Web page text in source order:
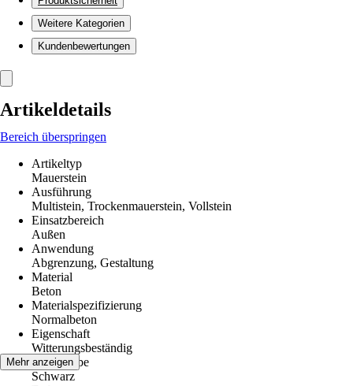
Weitere Kategorien
Kundenbewertungen
Artikeldetails
Bereich überspringen
Artikeltyp
Mauerstein
Ausführung
Multistein, Trockenmauerstein, Vollstein
Einsatzbereich
Außen
Anwendung
Abgrenzung, Gestaltung
Material
Beton
Materialspezifizierung
Normalbeton
Eigenschaft
Witterungsbeständig
Grundfarbe
Schwarz
Mehr anzeigen